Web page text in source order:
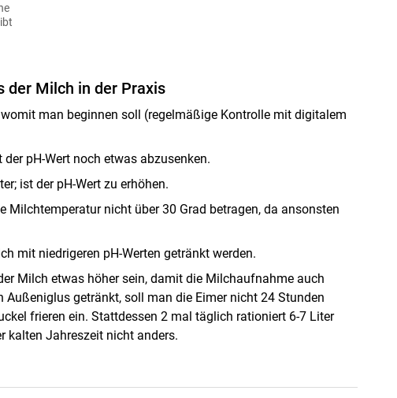
der Milch in der Praxis
man beginnen soll (regelmäßige Kontrolle mit digitalem
pH-Wert noch etwas abzusenken.
ist der pH-Wert zu erhöhen.
Milchtemperatur nicht über 30 Grad betragen, da ansonsten
mit niedrigeren pH-Werten getränkt werden.
Milch etwas höher sein, damit die Milchaufnahme auch
Außeniglus getränkt, soll man die Eimer nicht 24 Stunden
frieren ein. Stattdessen 2 mal täglich rationiert 6-7 Liter
kalten Jahreszeit nicht anders.